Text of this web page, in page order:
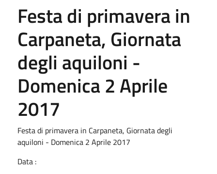
Festa di primavera in
Carpaneta, Giornata
degli aquiloni -
Domenica 2 Aprile
2017
Festa di primavera in Carpaneta, Giornata degli
aquiloni - Domenica 2 Aprile 2017
Data :